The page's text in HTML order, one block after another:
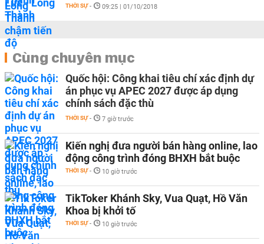
THỜI SỰ - 09:25 | 01/10/2018
Cùng chuyên mục
Quốc hội: Công khai tiêu chí xác định dự
án phục vụ APEC 2027 được áp dụng
chính sách đặc thù
THỜI SỰ - 7 giờ trước
Kiến nghị đưa người bán hàng online, lao
động công trình đóng BHXH bắt buộc
THỜI SỰ - 10 giờ trước
TikToker Khánh Sky, Vua Quạt, Hồ Văn
Khoa bị khởi tố
THỜI SỰ - 10 giờ trước